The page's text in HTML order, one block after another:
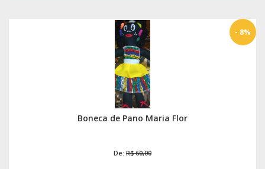
Boneca de Pano Maria Flor
De: R$ 60,00
- 8%